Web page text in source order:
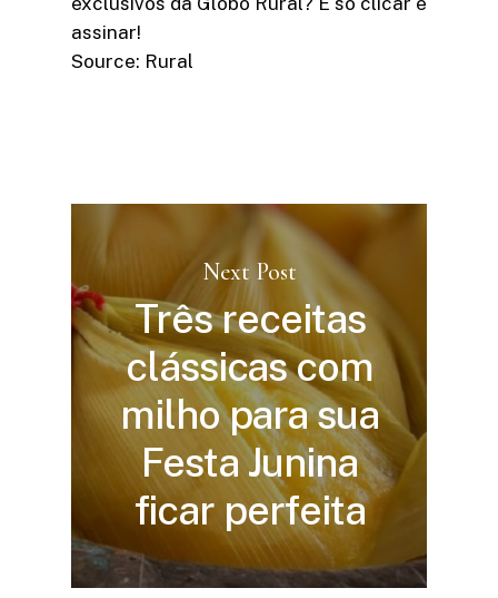
assinar!​
Source: Rural
Next Post
Três receitas
clássicas com
milho para sua
Festa Junina
ficar perfeita